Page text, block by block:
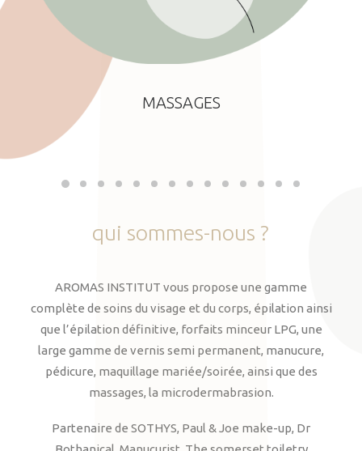
MASSAGES
qui sommes-nous ?
AROMAS INSTITUT vous propose une gamme
complète de soins du visage et du corps, épilation ainsi
que l’épilation définitive, forfaits minceur LPG, une
large gamme de vernis semi permanent, manucure,
pédicure, maquillage mariée/soirée, ainsi que des
massages, la microdermabrasion.
Partenaire de SOTHYS, Paul & Joe make-up, Dr